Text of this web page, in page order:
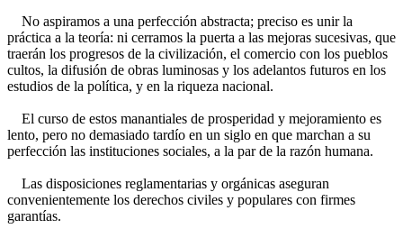
No aspiramos a una perfección abstracta; preciso es unir la
práctica a la teoría: ni cerramos la puerta a las mejoras sucesivas, que
traerán los progresos de la civilización, el comercio con los pueblos
cultos, la difusión de obras luminosas y los adelantos futuros en los
estudios de la política, y en la riqueza nacional.
El curso de estos manantiales de prosperidad y mejoramiento es
lento, pero no demasiado tardío en un siglo en que marchan a su
perfección las instituciones sociales, a la par de la razón humana.
Las disposiciones reglamentarias y orgánicas aseguran
convenientemente los derechos civiles y populares con firmes
garantías.